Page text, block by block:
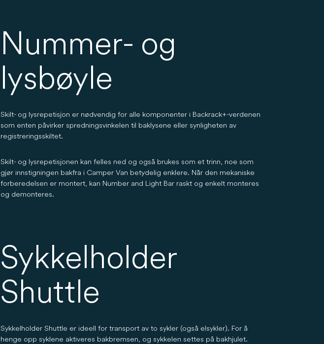
Nummer- og
lysbøyle
Skilt- og lysrepetisjon er nødvendig for alle komponenter i Backrack+-verdenen
som enten påvirker spredningsvinkelen til baklysene eller synligheten av
registreringsskiltet.
Skilt- og lysrepetisjonen kan felles ned og også brukes som et trinn, noe som
gjør innstigningen bakfra i Camper Van betydelig enklere. Når den mekaniske
forberedelsen er montert, kan Number and Light Bar raskt og enkelt monteres
og demonteres.
Sykkelholder
Shuttle
Sykkelholder Shuttle er ideell for transport av to sykler (også elsykler). For å
henge opp syklene aktiveres bakbremsen, og sykkelen settes på bakhjulet.